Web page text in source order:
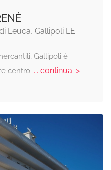
Leuca, Gallipoli LE
Gallipoli è
centro... continua: >